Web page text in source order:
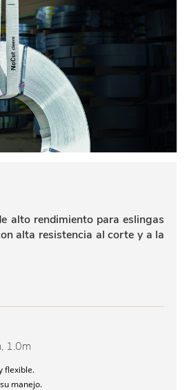
alto rendimiento para eslingas
alta resistencia al corte y a la
1.0m
flexible.
manejo.